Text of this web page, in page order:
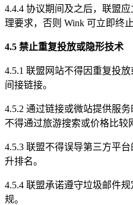
4.4.4 协议期间及之后，联盟
理要求，否则 Wink 可立即终止
4.5 禁止重复投放或隐形技术
4.5.1 联盟网站不得因重复投
间接链接。
4.5.2 通过链接或微站提供服
不得通过旅游搜索或价格比较
4.5.3 联盟不得误导第三方平
升排名。
4.5.4 联盟承诺遵守垃圾邮件
规。